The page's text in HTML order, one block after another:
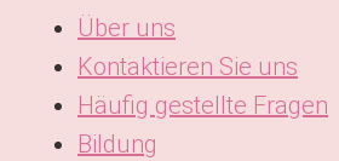
Über uns
Kontaktieren Sie uns
Häufig gestellte Fragen
Bildung